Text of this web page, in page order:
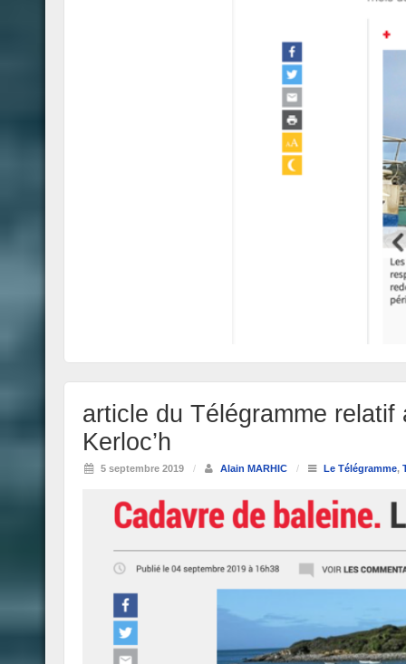
article du Télégramme
Kerloc’h
5 septembre 2019 / Alain MARHIC / Le Télégramme,